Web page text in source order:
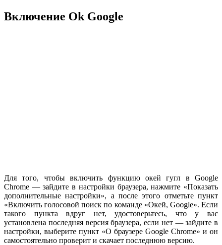
Включение Ok Google
Для того, чтобы включить функцию окей гугл в Google
Chrome — зайдите в настройки браузера, нажмите «Показать
дополнительные настройки», а после этого отметьте пункт
«Включить голосовой поиск по команде «Окей, Google». Если
такого пункта вдруг нет, удостоверьтесь, что у вас
установлена последняя версия браузера, если нет — зайдите в
настройки, выберите пункт «О браузере Google Chrome» и он
самостоятельно проверит и скачает последнюю версию.